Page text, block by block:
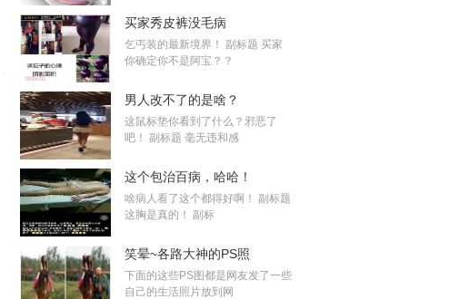
买家秀皮裤没毛病
乞丐装的最新境界！ 副标题 买家
你确定你不是阿宝？？
男人改不了的是啥？
这鼠标垫你看到了什么？邪恶了
吧！ 副标题 毫无违和感
这个包治百病，哈哈！
啥病人看了这个都得好啊！ 副标题
这胸是真的！ 副标
笑晕~各路大神的PS照
下面的这些PS图都是网友发了一些
自己的生活照片放到网